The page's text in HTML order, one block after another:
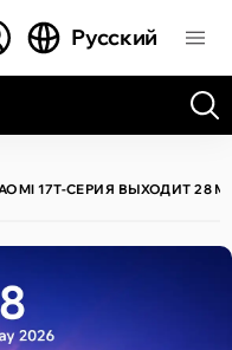
Русский
17T-СЕРИЯ ВЫХОДИТ 28